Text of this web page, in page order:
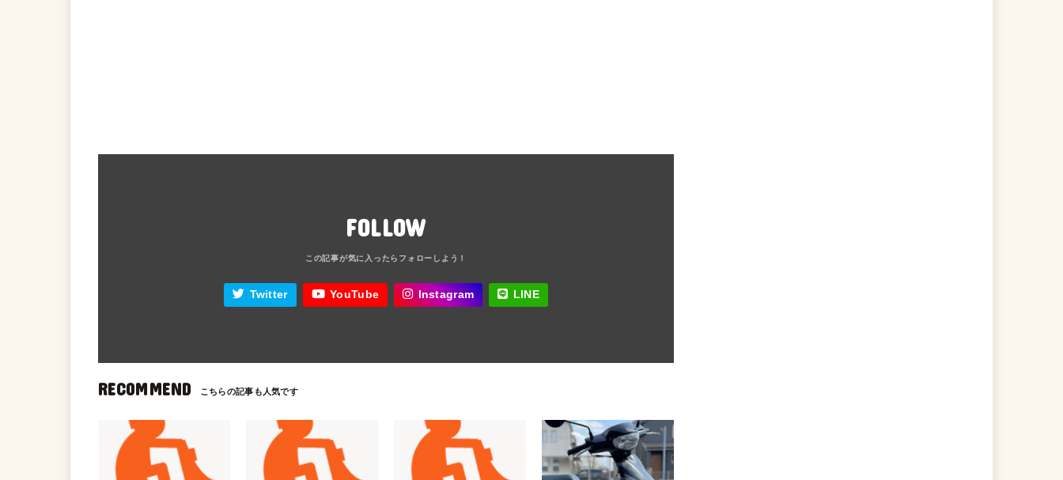
FOLLOW
Twitter YouTube Instagram LINE
RECOMMEND